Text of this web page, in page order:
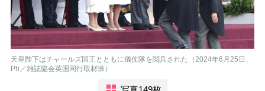
天皇陛下はチャールズ国王とともに儀仗隊を閲兵された（2024年6月25日、
Ph／雑誌協会英国同行取材班）